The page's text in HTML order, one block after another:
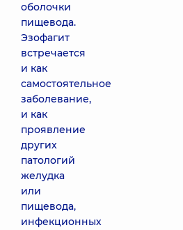
оболочки
пищевода.
Эзофагит
встречается
и как
самостоятельное
заболевание,
и как
проявление
других
патологий
желудка
или
пищевода,
инфекционных